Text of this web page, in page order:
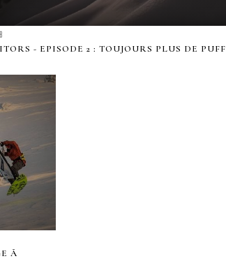
- EPISODE 2 : TOUJOURS PLUS DE PUFF
Ã